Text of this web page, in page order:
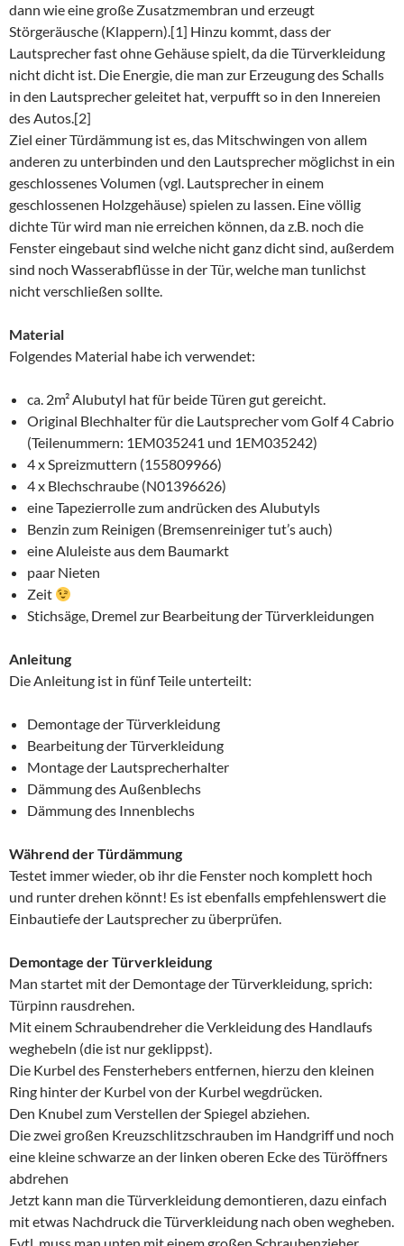
dann wie eine große Zusatzmembran und erzeugt
Störgeräusche (Klappern).[1] Hinzu kommt, dass der
Lautsprecher fast ohne Gehäuse spielt, da die Türverkleidung
nicht dicht ist. Die Energie, die man zur Erzeugung des Schalls
in den Lautsprecher geleitet hat, verpufft so in den Innereien
des Autos.[2]
Ziel einer Türdämmung ist es, das Mitschwingen von allem
anderen zu unterbinden und den Lautsprecher möglichst in ein
geschlossenes Volumen (vgl. Lautsprecher in einem
geschlossenen Holzgehäuse) spielen zu lassen. Eine völlig
dichte Tür wird man nie erreichen können, da z.B. noch die
Fenster eingebaut sind welche nicht ganz dicht sind, außerdem
sind noch Wasserabflüsse in der Tür, welche man tunlichst
nicht verschließen sollte.
Material
Folgendes Material habe ich verwendet:
ca. 2m² Alubutyl hat für beide Türen gut gereicht.
Original Blechhalter für die Lautsprecher vom Golf 4 Cabrio
(Teilenummern: 1EM035241 und 1EM035242)
4 x Spreizmuttern (155809966)
4 x Blechschraube (N01396626)
eine Tapezierrolle zum andrücken des Alubutyls
Benzin zum Reinigen (Bremsenreiniger tut’s auch)
eine Aluleiste aus dem Baumarkt
paar Nieten
Zeit
Stichsäge, Dremel zur Bearbeitung der Türverkleidungen
Anleitung
Die Anleitung ist in fünf Teile unterteilt:
Demontage der Türverkleidung
Bearbeitung der Türverkleidung
Montage der Lautsprecherhalter
Dämmung des Außenblechs
Dämmung des Innenblechs
Während der Türdämmung
Testet immer wieder, ob ihr die Fenster noch komplett hoch
und runter drehen könnt! Es ist ebenfalls empfehlenswert die
Einbautiefe der Lautsprecher zu überprüfen.
Demontage der Türverkleidung
Man startet mit der Demontage der Türverkleidung, sprich:
Türpinn rausdrehen.
Mit einem Schraubendreher die Verkleidung des Handlaufs
weghebeln (die ist nur geklippst).
Die Kurbel des Fensterhebers entfernen, hierzu den kleinen
Ring hinter der Kurbel von der Kurbel wegdrücken.
Den Knubel zum Verstellen der Spiegel abziehen.
Die zwei großen Kreuzschlitzschrauben im Handgriff und noch
eine kleine schwarze an der linken oberen Ecke des Türöffners
abdrehen
Jetzt kann man die Türverkleidung demontieren, dazu einfach
mit etwas Nachdruck die Türverkleidung nach oben wegheben.